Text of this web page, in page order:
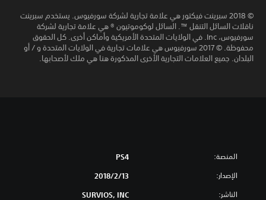
© 2018 سبرينت فيكتور هي علامة تجارية لشركة سورفيوس. يستخدم سبرينت
ناقلات السائل التنقل ™. السائل لوكوموتيون ® هي علامة تجارية لشركة
سورفيوس، Inc. في الولايات المتحدة الأمريكية وأماكن أخرى. كل الحقوق
محفوظة. © 2017 سورفيوس هي علامات تجارية في الولايات المتحدة و / أو
البلدان. جميع العلامات التجارية الأخرى المذكورة هنا هي ملك لأصحابها.
المنصة: PS4
الإصدار: 13‏/2‏/2018
الناشر: SURVIOS, INC